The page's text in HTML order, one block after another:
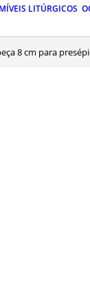
LITÚRGICOS
8 cm para